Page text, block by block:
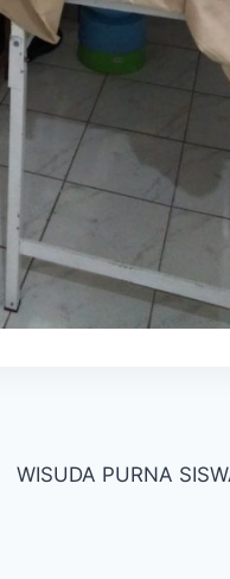
WISUDA PURNA